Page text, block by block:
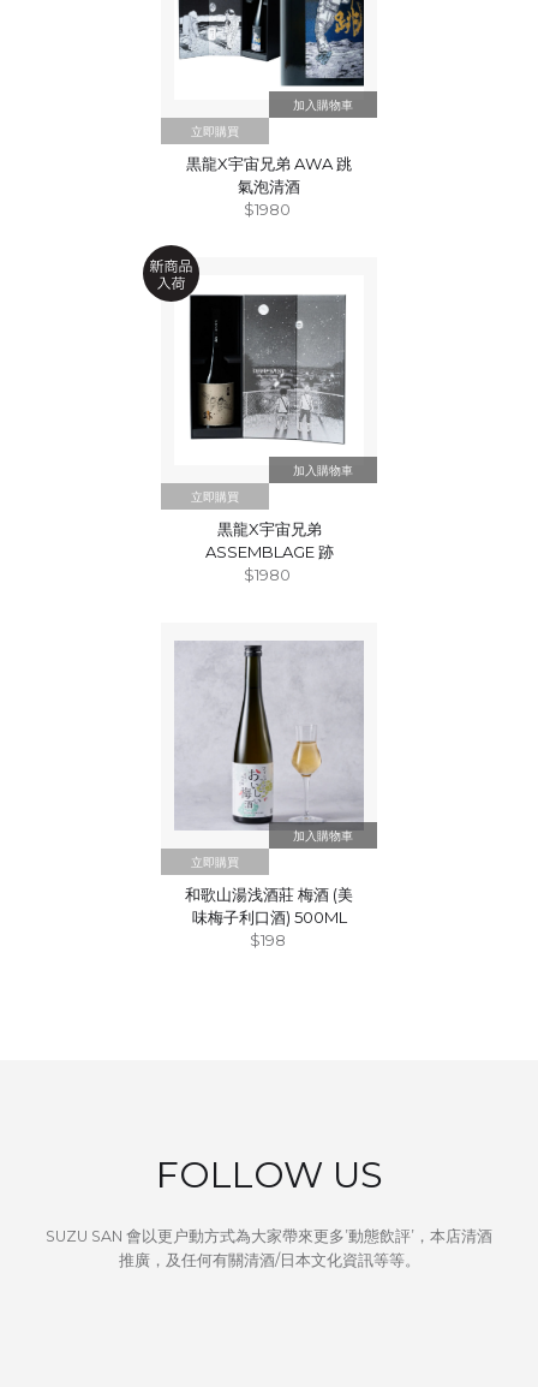
立即購買
黒龍X宇宙兄弟 AWA 跳
氣泡清酒
$1980
立即購買
黒龍X宇宙兄弟
ASSEMBLAGE 跡
$1980
立即購買
和歌山湯浅酒莊 梅酒 (美
味梅子利口酒) 500ML
$198
FOLLOW US
SUZU SAN 會以更户動方式為大家帶來更多’動態飲評’，本店清酒
推廣，及任何有關清酒/日本文化資訊等等。